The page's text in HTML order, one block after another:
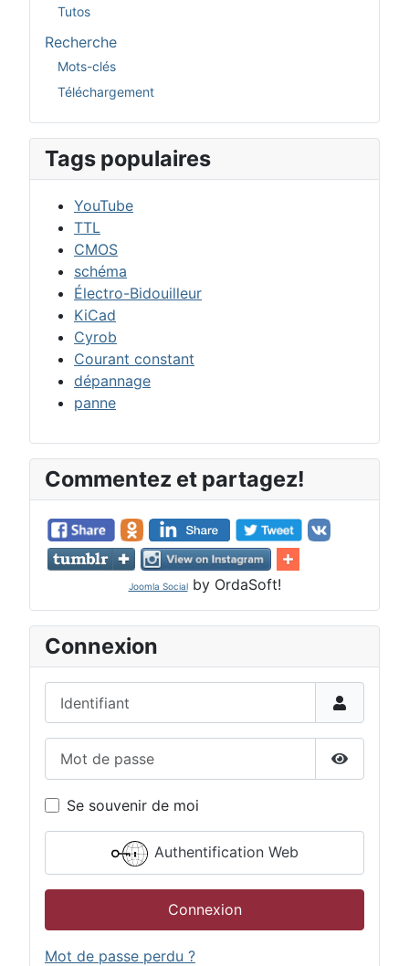
Tutos
Recherche
Mots-clés
Téléchargement
Tags populaires
YouTube
TTL
CMOS
schéma
Électro-Bidouilleur
KiCad
Cyrob
Courant constant
dépannage
panne
Commentez et partagez!
Joomla Socialby OrdaSoft!
Connexion
Afficher
Se souvenir de moi
Authentification Web
Connexion
Mot de passe perdu ?